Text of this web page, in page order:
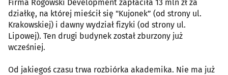
Firma Rogowski Development zapłaciła 13 mln zł za
działkę, na której mieścił się "Kujonek” (od strony ul.
Krakowskiej) i dawny wydział fizyki (od strony ul.
Lipowej). Ten drugi budynek został zburzony już
wcześniej.
Od jakiegoś czasu trwa rozbiórka akademika. Nie ma już